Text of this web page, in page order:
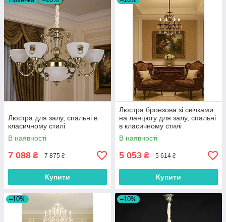
Люстра для залу, спальні в
класичному стилі
В наявності
7 088 ₴ 7 875 ₴
Купити
Люстра бронзова зі свічками
на ланцюгу для залу, спальні
в класичному стилі
В наявності
5 053 ₴ 5 614 ₴
Купити
–10% –10%